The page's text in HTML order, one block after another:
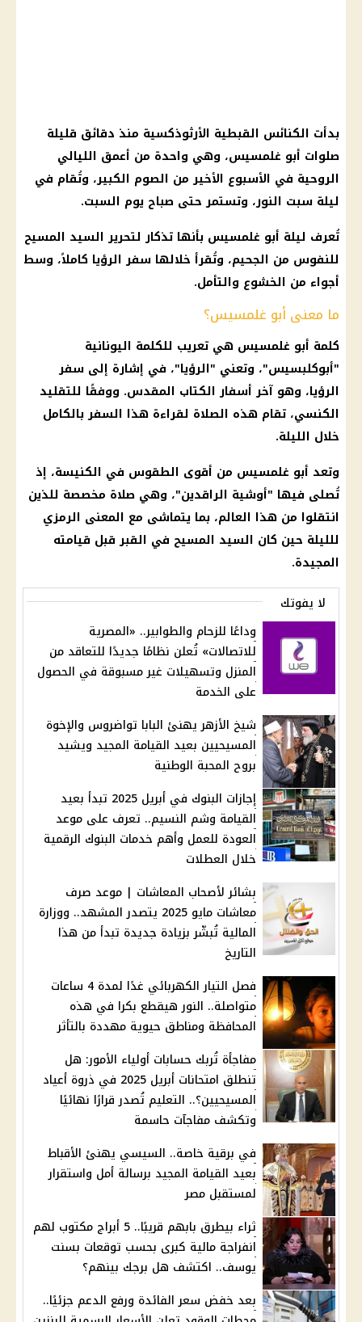
بدأت الكنائس القبطية الأرثوذكسية منذ دقائق قليلة
صلوات أبو غلمسيس، وهي واحدة من أعمق الليالي
الروحية في الأسبوع الأخير من الصوم الكبير، وتُقام في
ليلة سبت النور، وتستمر حتى صباح يوم السبت.
تُعرف ليلة أبو غلمسيس بأنها تذكار لتحريرالسيد المسيح
للنفوس من الجحيم، وتُقرأ خلالها سفر الرؤيا كاملاً، وسط
أجواء من الخشوع والتأمل.
ما معنى أبو غلمسيس؟
كلمة أبو غلمسيس هي تعريب للكلمة اليونانية
"أبوكلبسيس"، وتعني "الرؤيا"، في إشارة إلى سفر
الرؤيا، وهو آخر أسفارالكتاب المقدس. ووفقًا للتقليد
الكنسي، تقام هذه الصلاة لقراءة هذا السفر بالكامل
خلال الليلة.
وتعد أبو غلمسيس من أقوى الطقوس في الكنيسة، إذ
تُصلى فيها "أوشية الراقدين"، وهي صلاة مخصصة للذين
انتقلوا من هذا العالم، بما يتماشى مع المعنى الرمزي
للليلة حين كان السيد المسيح في القبر قبل قيامته
المجيدة.
لا يفوتك
وداعًا للزحام والطوابير.. «المصرية
للاتصالات» تُعلن نظامًا جديدًا للتعاقد من
المنزل وتسهيلات غير مسبوقة في الحصول
على الخدمة
شيخ الأزهر يهنئ البابا تواضروس والإخوة
المسيحيين بعيد القيامة المجيد ويشيد
بروح المحبة الوطنية
إجازات البنوك في أبريل 2025 تبدأ بعيد
القيامة وشم النسيم.. تعرف على موعد
العودة للعمل وأهم خدمات البنوك الرقمية
خلال العطلات
بشائر لأصحاب المعاشات | موعد صرف
معاشات مايو 2025 يتصدر المشهد.. ووزارة
المالية تُبشّر بزيادة جديدة تبدأ من هذا
التاريخ
فصل التيار الكهربائي غدًا لمدة 4 ساعات
متواصلة.. النور هيقطع بكرا في هذه
المحافظة ومناطق حيوية مهددة بالتأثر
مفاجأة تُربك حسابات أولياء الأمور: هل
تنطلق امتحانات أبريل 2025 في ذروة أعياد
المسيحيين؟.. التعليم تُصدر قرارًا نهائيًا
وتكشف مفاجآت حاسمة
في برقية خاصة.. السيسي يهنئ الأقباط
بعيد القيامة المجيد برسالة أمل واستقرار
لمستقبل مصر
ثراء بيطرق بابهم قريبًا.. 5 أبراج مكتوب لهم
انفراجة مالية كبرى بحسب توقعات بسنت
يوسف.. اكتشف هل برجك بينهم؟
بعد خفض سعر الفائدة ورفع الدعم جزئيًا..